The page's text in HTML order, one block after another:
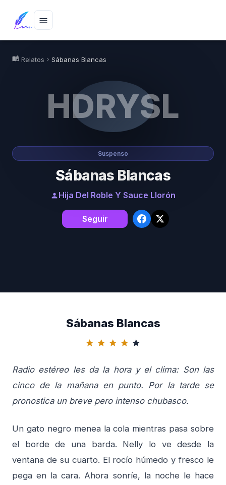
menu
auto_stories Relatos chevron_right Sábanas Blancas
HDRYSL
Suspenso
Sábanas Blancas
personHija Del Roble Y Sauce Llorón
Seguir
Sábanas Blancas
star star star star star
Radio estéreo les da la hora y el clima: Son las
cinco de la mañana en punto. Por la tarde se
pronostica un breve pero intenso chubasco.
Un gato negro menea la cola mientras pasa sobre
el borde de una barda. Nelly lo ve desde la
ventana de su cuarto. El rocío húmedo y fresco le
pega en la cara. Ahora sonríe, la noche le hace